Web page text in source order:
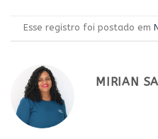
Esse registro foi postado em
MIRIAN